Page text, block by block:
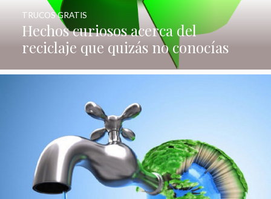
Hechos curiosos acerca del
reciclaje que quizás no conocías
TRUCOS GRATIS